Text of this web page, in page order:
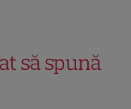
să spună